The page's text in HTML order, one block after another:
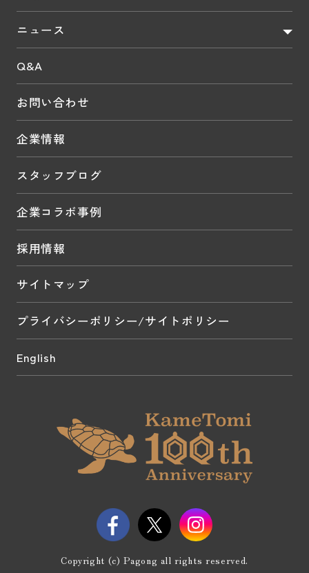
ニュース
Q&A
お問い合わせ
企業情報
スタッフブログ
企業コラボ事例
採用情報
サイトマップ
プライバシーポリシー/サイトポリシー
English
Copyright (c) Pagong all rights reserved.